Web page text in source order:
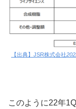
【出典】JSR株式会社
このように22年